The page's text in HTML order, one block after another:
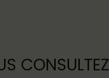
CONSULTEZ